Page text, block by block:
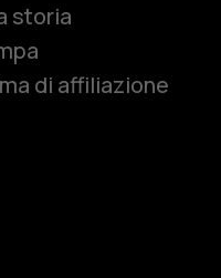
storia
di affiliazione